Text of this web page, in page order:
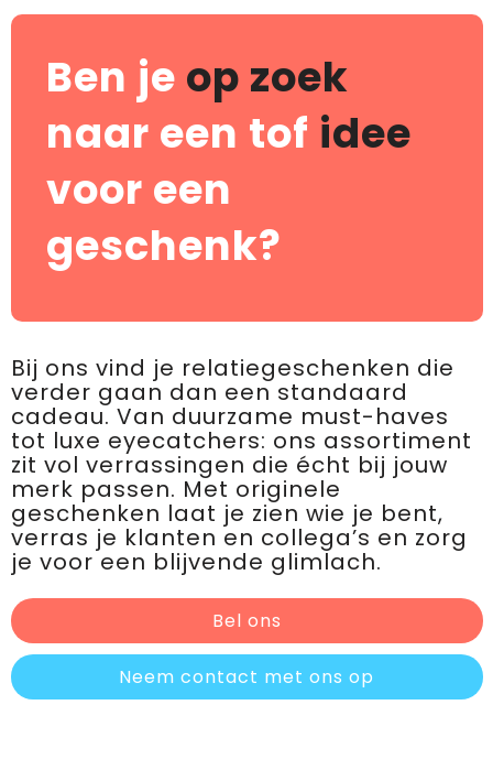
Ben je op zoek
naar een tof idee
voor een
geschenk?
Bij ons vind je relatiegeschenken die
verder gaan dan een standaard
cadeau. Van duurzame must-haves
tot luxe eyecatchers: ons assortiment
zit vol verrassingen die écht bij jouw
merk passen. Met originele
geschenken laat je zien wie je bent,
verras je klanten en collega’s en zorg
je voor een blijvende glimlach.
Bel ons
Neem contact met ons op